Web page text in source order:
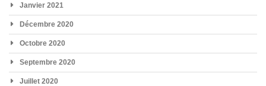
Janvier 2021
Décembre 2020
Octobre 2020
Septembre 2020
Juillet 2020